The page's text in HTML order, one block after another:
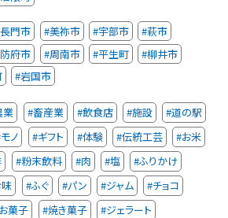
門市 #美祢市 #宇部市
#萩市
府市 #周南市 #平生町
#柳井市
#岩国市
業 #畜産業 #飲食店 #施設
#道の駅
ノ #ギフト #体験 #伝統工芸
#お米
#粉末飲料 #肉 #塩
#ふりかけ
#ふぐ #パン #ジャム
#チョコ
菓子 #焼き菓子
#ジェラート